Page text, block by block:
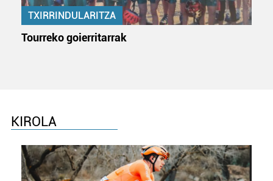
TXIRRINDULARITZA
Tourreko goierritarrak
KIROLA